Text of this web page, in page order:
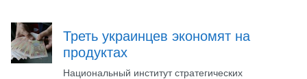
Треть украинцев экономят на
продуктах
Национальный институт стратегических